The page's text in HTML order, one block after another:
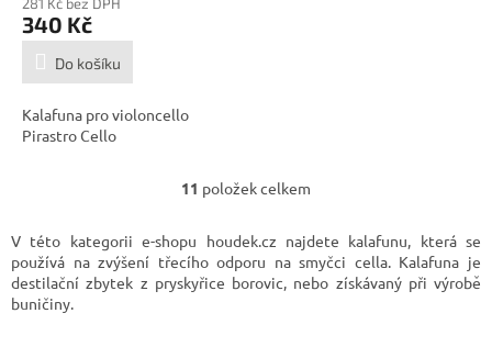
340 Kč
Do košíku
Kalafuna pro violoncello
Pirastro Cello
O
l
á
d
11 položek celkem
V této kategorii e-shopu houdek.cz najdete kalafunu, která se
používá na zvýšení třecího odporu na smyčci cella. Kalafuna je
destilační zbytek z pryskyřice borovic, nebo získávaný při výrobě
buničiny.